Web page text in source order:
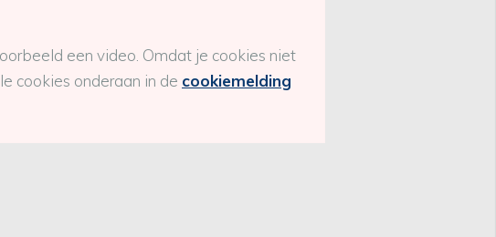
een video. Omdat je cookies niet
cookies onderaan in de cookiemelding